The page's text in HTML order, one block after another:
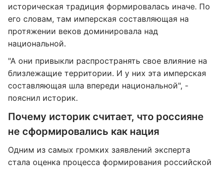
историческая традиция формировалась иначе. По
его словам, там имперская составляющая на
протяжении веков доминировала над
национальной.
"А они привыкли распространять свое влияние на
близлежащие территории. И у них эта имперская
составляющая шла впереди национальной", -
пояснил историк.
Почему историк считает, что россияне
не сформировались как нация
Одним из самых громких заявлений эксперта
стала оценка процесса формирования российской